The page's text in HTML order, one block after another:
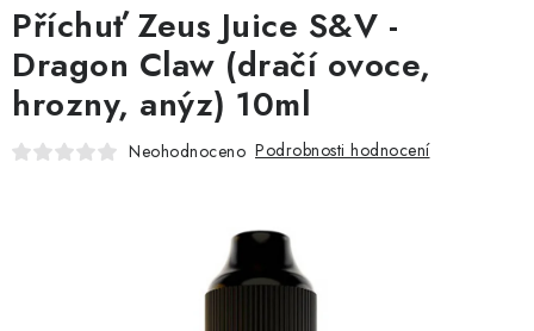
TIPY ZA DOBROU CENU
AROMATA A PŘÍCHUTĚ
BÁZE
Příchuť Zeus Juice S&V -
Dragon Claw (dračí ovoce,
hrozny, anýz) 10ml
Neohodnoceno Podrobnosti hodnocení